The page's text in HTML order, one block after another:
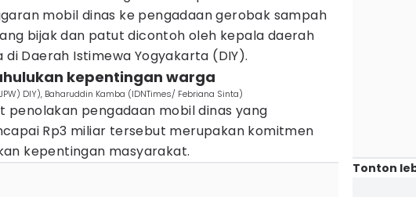
mobil dinas ke pengadaan gerobak sampah
bijak dan patut dicontoh oleh kepala daerah
Daerah Istimewa Yogyakarta (DIY).
kepentingan warga
DIY), Baharuddin Kamba (IDNTimes/ Febriana Sinta)
penolakan pengadaan mobil dinas yang
Rp3 miliar tersebut merupakan komitmen
kepentingan masyarakat.
Tonton